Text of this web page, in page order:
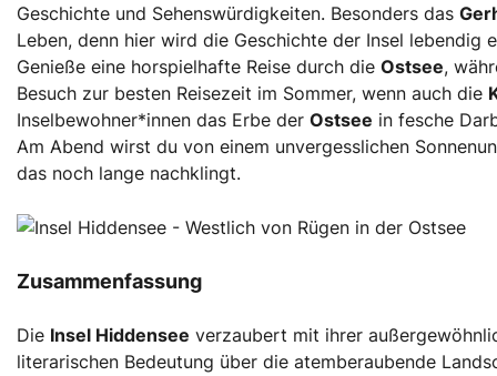
Geschichte und Sehenswürdigkeiten. Besonders das
Leben, denn hier wird die Geschichte der Insel lebendig
Genieße eine horspielhafte Reise durch die Ostsee,
Besuch zur besten Reisezeit im Sommer, wenn auch die
Inselbewohner*innen das Erbe der Ostsee in fesche
Am Abend wirst du von einem unvergesslichen
das noch lange nachklingt.
Zusammenfassung
Die Insel Hiddensee verzaubert mit ihrer
literarischen Bedeutung über die atemberaubende